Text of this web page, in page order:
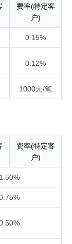
费率(特定客
户)
0.15%
0.12%
1000元/笔
费率(特定客
户)
1.50%